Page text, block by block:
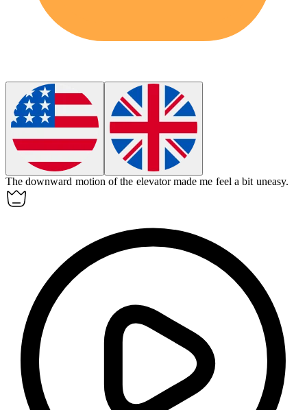
Thedownward motion of the elevator made me feel a bit uneasy.